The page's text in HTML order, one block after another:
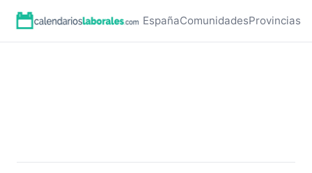
EspañaComunidadesProvincias